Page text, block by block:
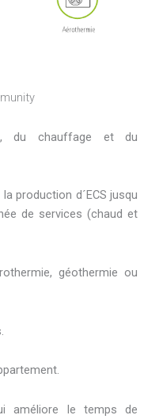
du chauffage et du
production d´ECS jusqu
de services (chaud et
géothermie ou
améliore le temps de